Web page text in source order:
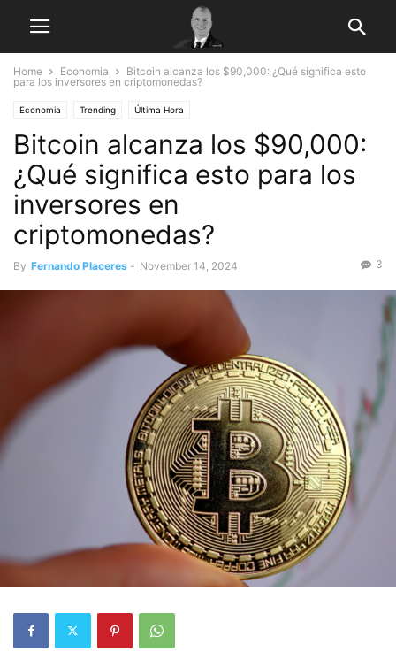
Home Economia
Bitcoin alcanza los $90,000: ¿Qué significa esto
para los inversores en criptomonedas?
Economia Trending Última Hora
Bitcoin alcanza los $90,000:
¿Qué significa esto para los
inversores en
criptomonedas?
By Fernando Placeres - November 14, 2024 3